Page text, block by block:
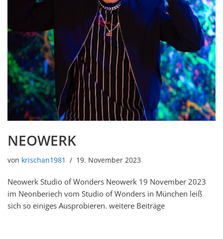
NEOWERK
von krischan1981 19. November 2023
Neowerk Studio of Wonders Neowerk 19 November 2023
im Neonberiech vom Studio of Wonders in München leiß
sich so einiges Ausprobieren. weitere Beiträge